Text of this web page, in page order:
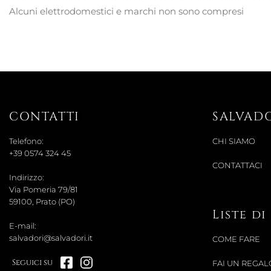
Alcuni elettrodomestici e marchi non sono compresi
CONTATTI
Telefono:
+39 0574 324 45
Indirizzo:
Via Pomeria 79/81
59100, Prato (PO)
E-mail:
salvadori@salvadori.it
Seguici su
CHI SIAMO
CONTATTACI
Liste di
COME FARE
FAI UN